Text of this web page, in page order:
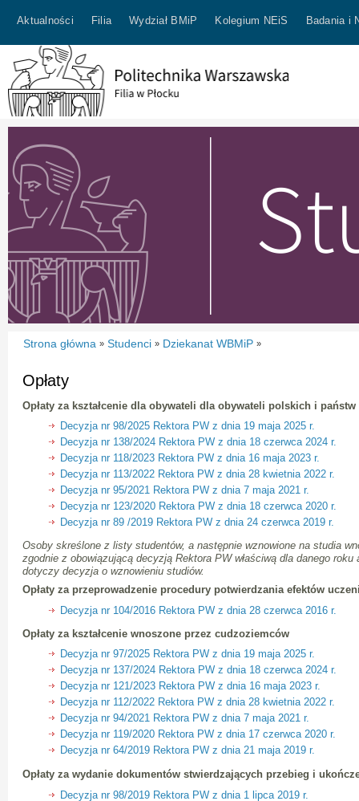
Aktualności Filia Wydział BMiP Kolegium NEiS Badania i
Strona główna » Studenci » Dziekanat WBMiP »
Opłaty
Opłaty za kształcenie dla obywateli dla obywateli polskich i państw
Decyzja nr 98/2025 Rektora PW z dnia 19 maja 2025 r.
Decyzja nr 138/2024 Rektora PW z dnia 18 czerwca 2024 r.
Decyzja nr 118/2023 Rektora PW z dnia 16 maja 2023 r.
Decyzja nr 113/2022 Rektora PW z dnia 28 kwietnia 2022 r.
Decyzja nr 95/2021 Rektora PW z dnia 7 maja 2021 r.
Decyzja nr 123/2020 Rektora PW z dnia 18 czerwca 2020 r.
Decyzja nr 89 /2019 Rektora PW z dnia 24 czerwca 2019 r.
Osoby skreślone z listy studentów, a następnie wznowione na studia
zgodnie z obowiązującą decyzją Rektora PW właściwą dla danego
dotyczy decyzja o wznowieniu studiów.
Opłaty za przeprowadzenie procedury potwierdzania efektów
Decyzja nr 104/2016 Rektora PW z dnia 28 czerwca 2016 r.
Opłaty za kształcenie wnoszone przez cudzoziemców
Decyzja nr 97/2025 Rektora PW z dnia 19 maja 2025 r.
Decyzja nr 137/2024 Rektora PW z dnia 18 czerwca 2024 r.
Decyzja nr 121/2023 Rektora PW z dnia 16 maja 2023 r.
Decyzja nr 112/2022 Rektora PW z dnia 28 kwietnia 2022 r.
Decyzja nr 94/2021 Rektora PW z dnia 7 maja 2021 r.
Decyzja nr 119/2020 Rektora PW z dnia 17 czerwca 2020 r.
Decyzja nr 64/2019 Rektora PW z dnia 21 maja 2019 r.
Opłaty za wydanie dokumentów stwierdzających przebieg i
Decyzja nr 98/2019 Rektora PW z dnia 1 lipca 2019 r.